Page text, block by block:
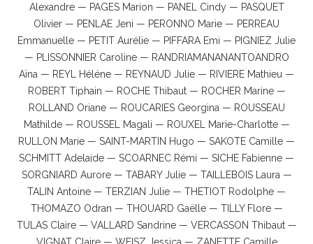
Alexandre — PAGES Marion — PANEL Cindy — PASQUET
Olivier — PENLAE Jeni — PERONNO Marie — PERREAU
Emmanuelle — PETIT Aurélie — PIFFARA Emi — PIGNIEZ Julie
— PLISSONNIER Caroline — RANDRIAMANANANTOANDRO
Aïna — REYL Héléne — REYNAUD Julie — RIVIERE Mathieu —
ROBERT Tiphain — ROCHE Thibaut — ROCHER Marine —
ROLLAND Oriane — ROUCARIES Georgina — ROUSSEAU
Mathilde — ROUSSEL Magali — ROUXEL Marie-Charlotte —
RULLON Marie — SAINT-MARTIN Hugo — SAKOTE Camille —
SCHMITT Adelaide — SCOARNEC Rémi — SICHE Fabienne —
SORGNIARD Aurore — TABARY Julie — TAILLEBOIS Laura —
TALIN Antoine — TERZIAN Julie — THETIOT Rodolphe —
THOMAZO Odran — THOUARD Gaëlle — TILLY Flore —
TULAS Claire — VALLARD Sandrine — VERCASSON Thibaut —